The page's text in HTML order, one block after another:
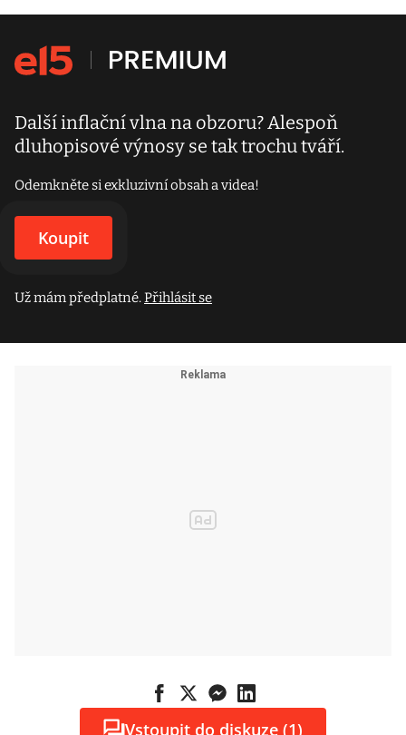
Další inflační vlna na obzoru? Alespoň
dluhopisové výnosy se tak trochu tváří.
Odemkněte si exkluzivní obsah a videa!
Koupit
Už mám předplatné.Přihlásit se
Vstoupit do diskuze (1)